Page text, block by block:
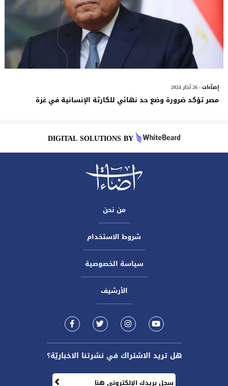
إضآءات- 26 آذار 2024
مصر تؤكد ضرورة وضع حد نهائي للكارثة الإنسانية في غزة
DIGITAL SOLUTIONS BY
من نحن
شروط الاستخدام
سياسة الخصوصية
الأرشيف
هل تريد الاشتراك في نشرتنا الاخباريّة؟